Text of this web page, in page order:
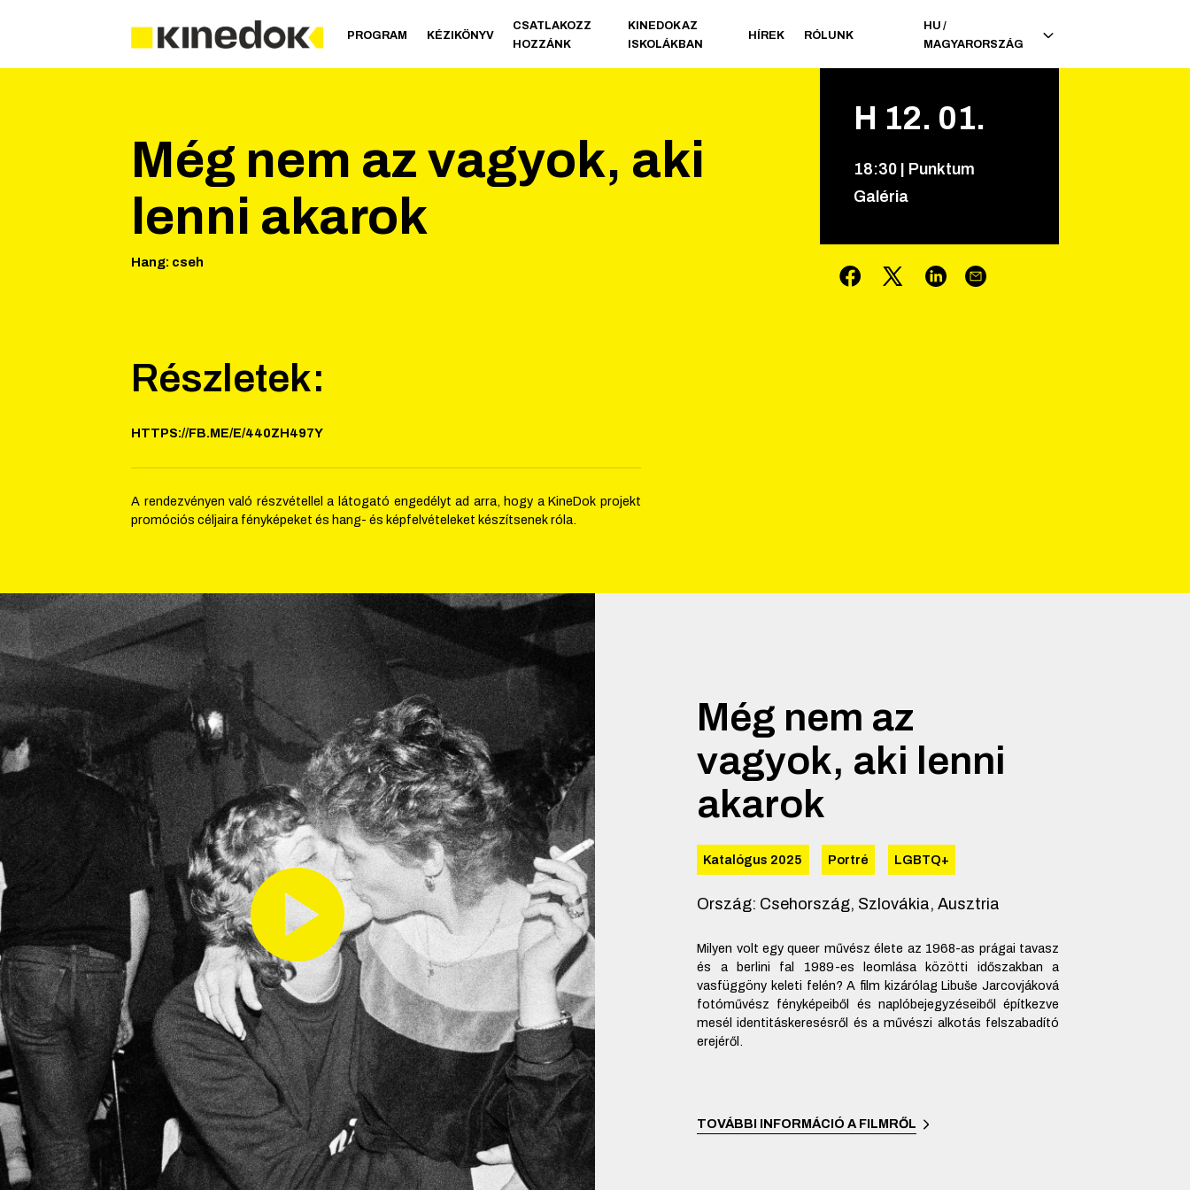
PROGRAM KÉZIKÖNYV
CSATLAKOZZ
HOZZÁNK
KINEDOK AZ
ISKOLÁKBAN
HÍREK RÓLUNK
HU /
MAGYARORSZÁG
Még nem az vagyok, aki
lenni akarok
Hang: cseh
Részletek:
HTTPS://FB.ME/E/440ZH497Y
A rendezvényen való részvétellel a látogató engedélyt ad arra, hogy a KineDok projekt
promóciós céljaira fényképeket és hang- és képfelvételeket készítsenek róla.
H 12. 01.
18:30| Punktum
Galéria
Még nem az
vagyok, aki lenni
akarok
Katalógus 2025 Portré LGBTQ+
Ország: Csehország, Szlovákia, Ausztria
Milyen volt egy queer művész élete az 1968-as prágai tavasz
és a berlini fal 1989-es leomlása közötti időszakban a
vasfüggöny keleti felén? A film kizárólag Libuše Jarcovjáková
fotóművész fényképeiből és naplóbejegyzéseiből építkezve
mesél identitáskeresésről és a művészi alkotás felszabadító
erejéről.
TOVÁBBI INFORMÁCIÓ A FILMRŐL